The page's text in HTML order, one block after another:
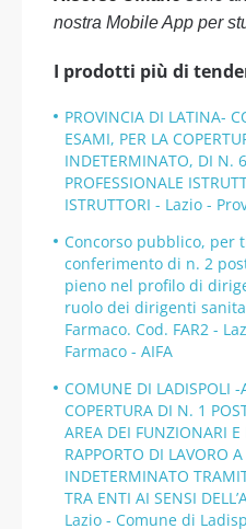
nostra Mobile App per
I prodotti più di
PROVINCIA DI LATINA-
ESAMI, PER LA
INDETERMINATO, DI N.
PROFESSIONALE
ISTRUTTORI - Lazio -
Concorso pubblico, per
conferimento di n. 2
pieno nel profilo di
ruolo dei dirigenti
Farmaco. Cod. FAR2 -
Farmaco - AIFA
COMUNE DI LADISPOLI -
COPERTURA DI N. 1
AREA DEI FUNZIONARI
RAPPORTO DI LAVORO
INDETERMINATO
TRA ENTI AI SENSI
Lazio - Comune di